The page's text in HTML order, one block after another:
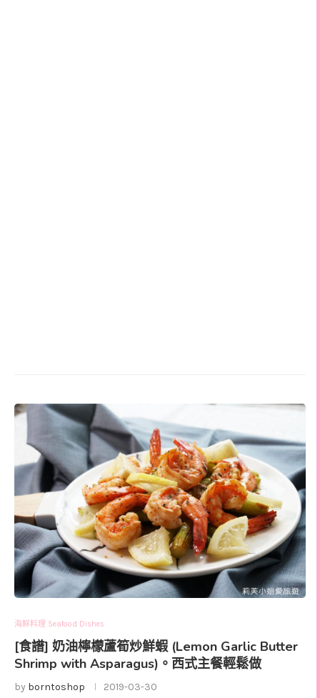
海鮮料理 Seafood Dishes
[食譜] 奶油檸檬蘆筍炒鮮蝦 (Lemon Garlic Butter
Shrimp with Asparagus)。西式主餐輕鬆做
by borntoshop 2019-03-30